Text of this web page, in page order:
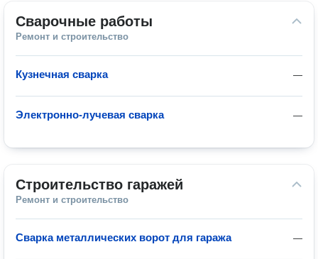
Сварочные работы
Ремонт и строительство
—
Кузнечная сварка
—
Электронно-лучевая сварка
Строительство гаражей
Ремонт и строительство
—
Сварка металлических ворот для гаража